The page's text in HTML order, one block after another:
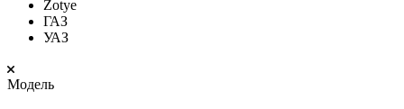
Zotye
ГАЗ
УАЗ
Модель